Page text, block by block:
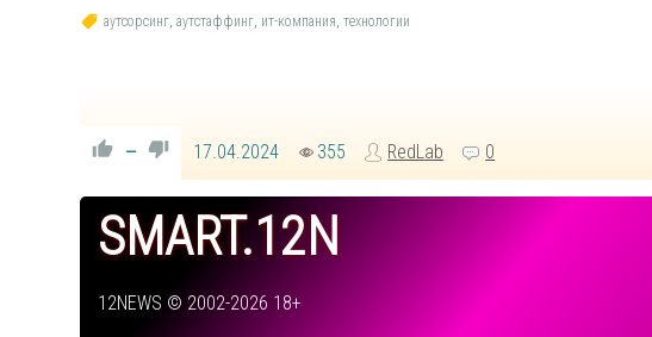
аутсорсинг,аутстаффинг, ит-компания,технологии
— 17.04.2024 355 RedLab 0
SMART.12N
12NEWS © 2002-2026 18+